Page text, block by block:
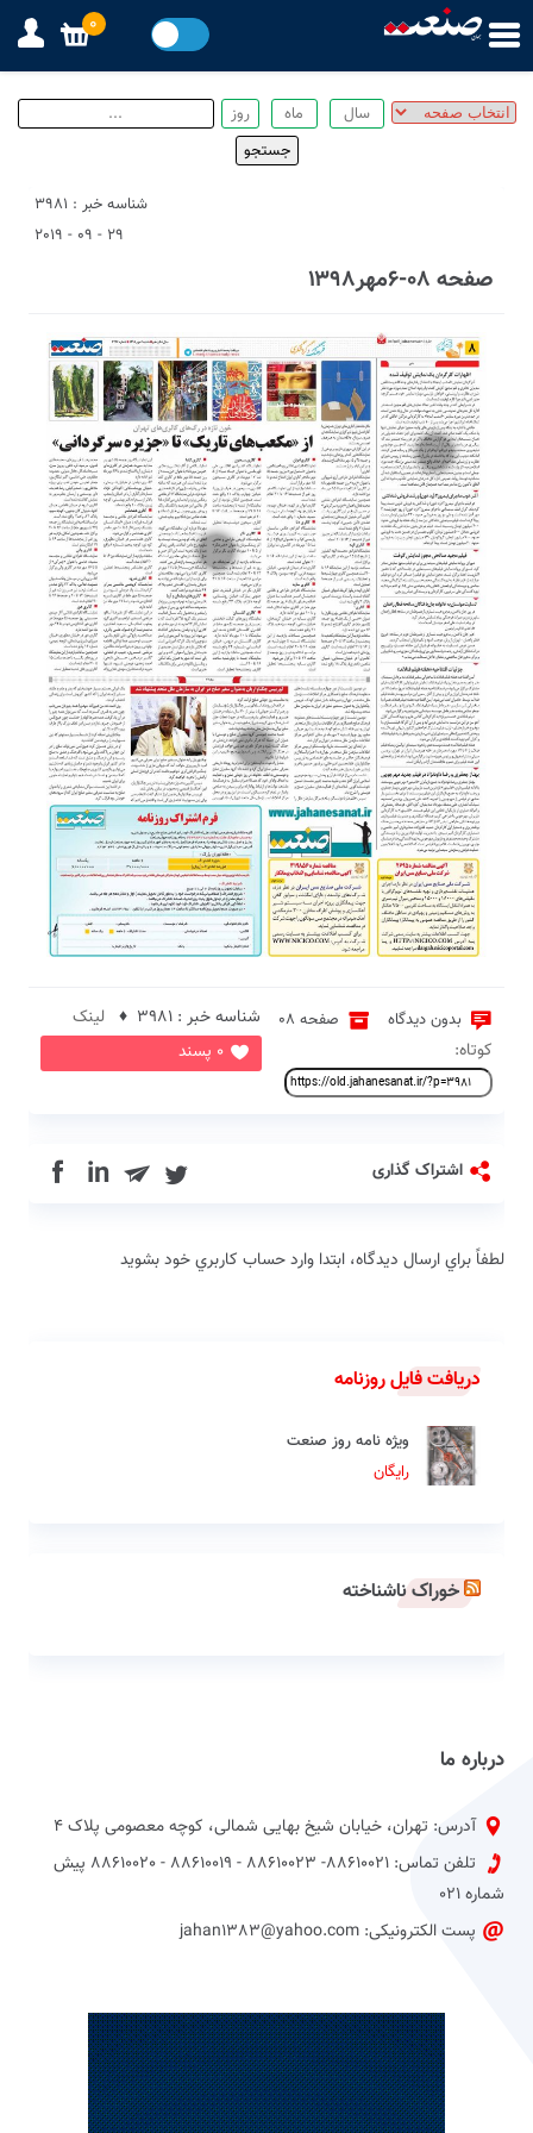
شناسه خبر : 3981
29 - 09 - 2019
صفحه ۰۸-۶مهر۱۳۹۸
1
2
3
بدون دیدگاه صفحه 08
0 پسند
شناسه خبر : 3981 ♦
لینک
کوتاه:
اشتراک گذاری in
لطفاً براي ارسال دیدگاه، ابتدا وارد حساب كاربري خود بشويد
دریافت فایل روزنامه
ویژه نامه روز صنعت
رایگان
خوراک ناشناخته
درباره ما
آدرس: تهران، خیابان شیخ بهایی شمالی، کوچه معصومی پلاک 4
تلفن تماس: 88610021- 88610023 - 88610019 - 88610020 پیش
شماره 021
پست الکترونیکی: jahan1383@yahoo.com
0